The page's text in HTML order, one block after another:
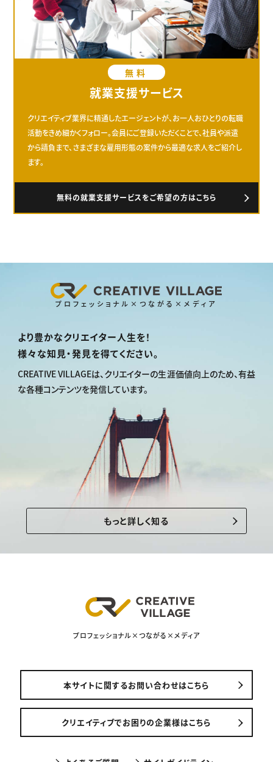
無料
就業支援サービス
クリエイティブ業界に精通したエージェントが、お一人おひとりの転職
活動をきめ細かくフォロー。会員にご登録いただくことで、社員や派遣
から請負まで、さまざまな雇用形態の案件から最適な求人をご紹介し
ます。
無料の就業支援サービスをご希望の方はこちら
プロフェッショナル×つながる×メディア
より豊かなクリエイター人生を！
様々な知見・発見を得てください。
CREATIVE VILLAGEは、 クリエイターの生涯価値向上のため、有益
な各種コンテンツを発信しています。
もっと詳しく知る
プロフェッショナル×つながる×メディア
本サイトに関するお問い合わせはこちら
クリエイティブでお困りの企業様はこちら